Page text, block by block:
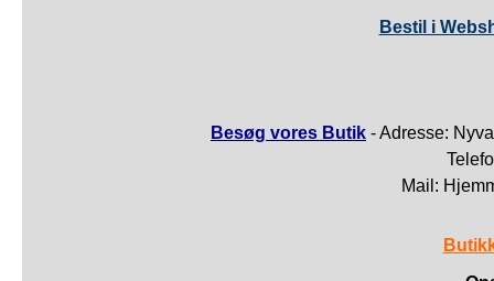
Bestil i
Besøg vores Butik - Adresse:
Mail: